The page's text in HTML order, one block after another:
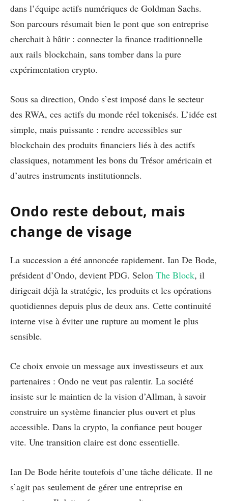
dans l’équipe actifs numériques de Goldman Sachs.
Son parcours résumait bien le pont que son entreprise
cherchait à bâtir : connecter la finance traditionnelle
aux rails blockchain, sans tomber dans la pure
expérimentation crypto.
Sous sa direction, Ondo s’est imposé dans le secteur
des RWA, ces actifs du monde réel tokenisés. L’idée est
simple, mais puissante : rendre accessibles sur
blockchain des produits financiers liés à des actifs
classiques, notamment les bons du Trésor américain et
d’autres instruments institutionnels.
Ondo reste debout, mais
change de visage
La succession a été annoncée rapidement. Ian De Bode,
président d’Ondo, devient PDG. Selon The Block, il
dirigeait déjà la stratégie, les produits et les opérations
quotidiennes depuis plus de deux ans. Cette continuité
interne vise à éviter une rupture au moment le plus
sensible.
Ce choix envoie un message aux investisseurs et aux
partenaires : Ondo ne veut pas ralentir. La société
insiste sur le maintien de la vision d’Allman, à savoir
construire un système financier plus ouvert et plus
accessible. Dans la crypto, la confiance peut bouger
vite. Une transition claire est donc essentielle.
Ian De Bode hérite toutefois d’une tâche délicate. Il ne
s’agit pas seulement de gérer une entreprise en